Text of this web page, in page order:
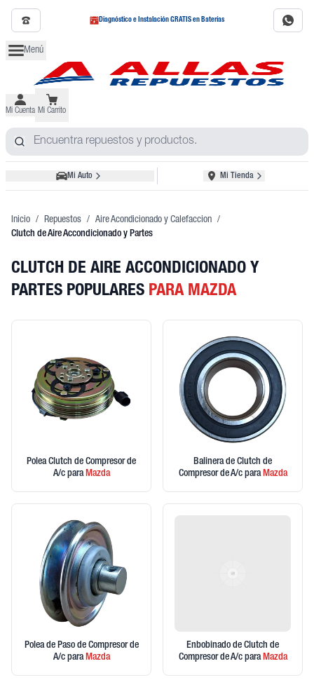
Diagnóstico e Instalación GRATIS en Baterías
Menú
Mi Cuenta Mi Carrito
Mi Auto Mi Tienda
Inicio / Repuestos / Aire Acondicionado y Calefaccion /
Clutch de Aire Accondicionado y Partes
CLUTCH DE AIRE ACCONDICIONADO Y
PARTES POPULARES PARA MAZDA
Polea Clutch de Compresor de
A/c paraMazda
Balinera de Clutch de
Compresor de A/c paraMazda
Polea de Paso de Compresor de
A/c paraMazda
Enbobinado de Clutch de
Compresor de A/c paraMazda